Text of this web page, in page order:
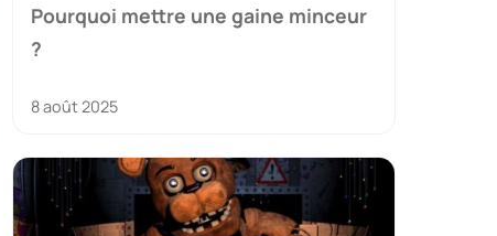
Pourquoi mettre une gaine minceur
?
8 août 2025